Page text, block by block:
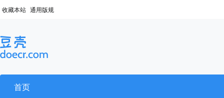
收藏本站 通用版规
首页